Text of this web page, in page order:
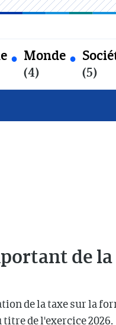
Monde
(4) (5)
de
de la taxe sur la
titre de l'exercice 2026.